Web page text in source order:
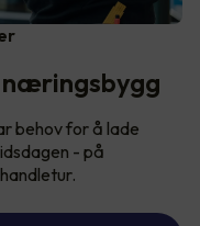
behov for å lade
- på